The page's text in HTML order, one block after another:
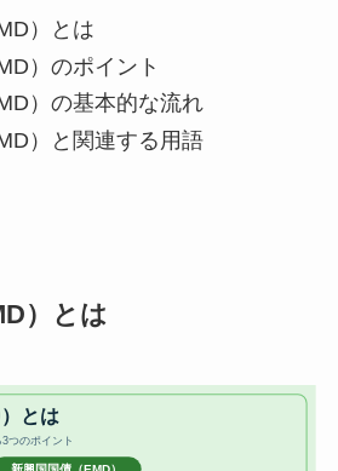
）とは
）のポイント
）の基本的な流れ
）と関連する用語
）とは